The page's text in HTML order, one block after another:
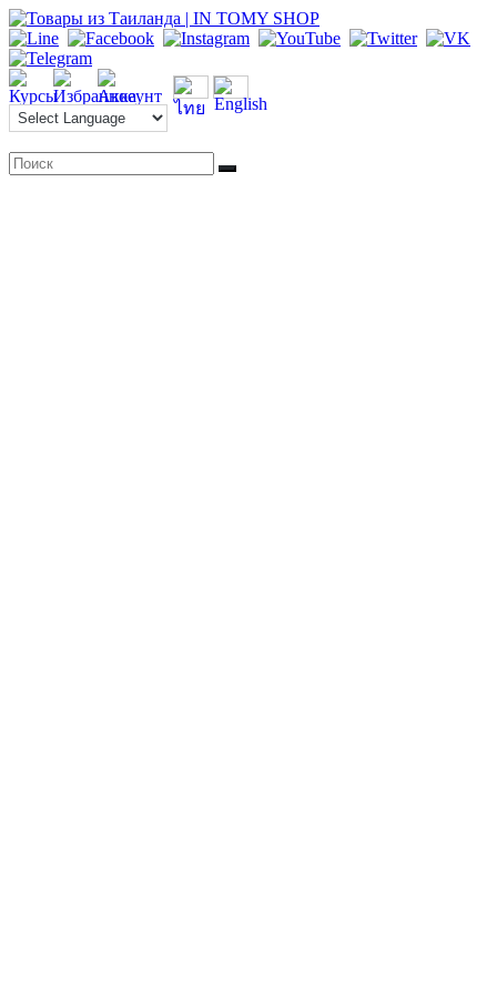
Перейти
к
содержимому